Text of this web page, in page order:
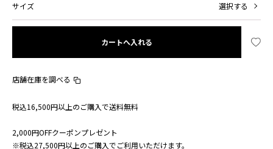
サイズ 選択する
カートへ入れる
店舗在庫を調べる
税込16,500円以上のご購入で送料無料
2,000円OFFクーポンプレゼント
※税込27,500円以上のご購入でご利用いただけます。